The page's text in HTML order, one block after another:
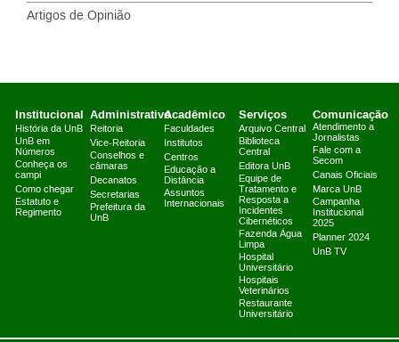
Artigos de Opinião
Institucional
História da UnB
UnB em
Números
Conheça os
campi
Como chegar
Estatuto e
Regimento
Administrativo
Reitoria
Vice-Reitoria
Conselhos e
câmaras
Decanatos
Secretarias
Prefeitura da
UnB
Acadêmico
Faculdades
Institutos
Centros
Educação a
Distância
Assuntos
Internacionais
Serviços
Arquivo Central
Biblioteca
Central
Editora UnB
Equipe de
Tratamento e
Resposta a
Incidentes
Cibernéticos
Fazenda Água
Limpa
Hospital
Universitário
Hospitais
Veterinários
Restaurante
Universitário
Comunicação
Atendimento a
Jornalistas
Fale com a
Secom
Canais Oficiais
Marca UnB
Campanha
Institucional
2025
Planner 2024
UnB TV